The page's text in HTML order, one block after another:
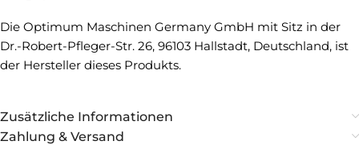
Die Optimum Maschinen Germany GmbH mit Sitz in der
Dr.-Robert-Pfleger-Str. 26, 96103 Hallstadt, Deutschland, ist
der Hersteller dieses Produkts.
Zusätzliche Informationen
Zahlung & Versand